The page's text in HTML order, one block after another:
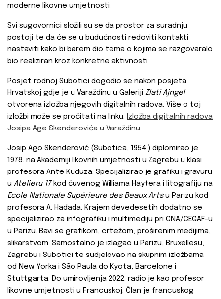
moderne likovne umjetnosti.
Svi sugovornici složili su se da prostor za suradnju
postoji te da će se u budućnosti redoviti kontakti
nastaviti kako bi barem dio tema o kojima se razgovaralo
bio realiziran kroz konkretne aktivnosti.
Posjet rodnoj Subotici dogodio se nakon posjeta
Hrvatskoj gdje je u Varaždinu u Galeriji Zlati Ajngel
otvorena izložba njegovih digitalnih radova. Više o toj
izložbi može se pročitati na linku: Izložba digitalnih radova
Josipa Age Skenderovića u Varaždinu.
Josip Ago Skenderović (Subotica, 1954.) diplomirao je
1978. na Akademiji likovnih umjetnosti u Zagrebu u klasi
profesora Ante Kuduza. Specijalizirao je grafiku i gravuru
u Atelieru 17kod čuvenog Williama Haytera i litografiju na
Ecole Nationale Supérieure des Beaux Artsu Parizu kod
profesora A. Hadada. Krajem devedesetih dodatno se
specijalizirao za infografiku i multimediju pri CNA/CEGAF-u
u Parizu. Bavi se grafikom, crtežom, proširenim medijima,
slikarstvom. Samostalno je izlagao u Parizu, Bruxellesu,
Zagrebu i Subotici te sudjelovao na skupnim izložbama
od New Yorka i São Paula do Kyota, Barcelone i
Stuttgarta. Do umirovljenja 2022. radio je kao profesor
likovne umjetnosti u Francuskoj. Član je francuskog